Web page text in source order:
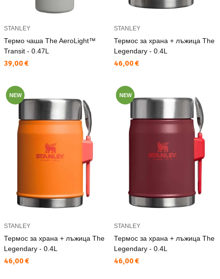
STANLEY
Термо чаша The AeroLight™
Transit - 0.47L
Текуща цена:
39,00 €
STANLEY
Термос за храна + лъжица The
Legendary - 0.4L
Текуща цена:
46,00 €
NEW
STANLEY
Термос за храна + лъжица The
Legendary - 0.4L
Текуща цена:
46,00 €
NEW
STANLEY
Термос за храна + лъжица The
Legendary - 0.4L
Текуща цена:
46,00 €